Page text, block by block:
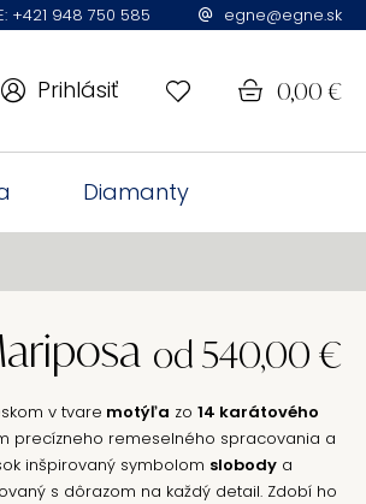
+421 948 750 585 egne@egne.sk
Prihlásiť 0,00 €
Diamanty
od 540,00 €
v tvare motýľa zo14 karátového
precízneho remeselného spracovania a
inšpirovaný symbolom slobody a
s dôrazom na každý detail. Zdobí ho